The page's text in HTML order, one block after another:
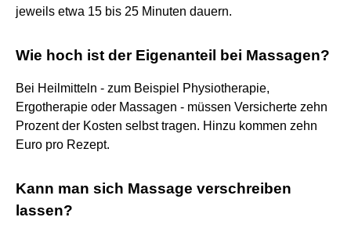
jeweils etwa 15 bis 25 Minuten dauern.
Wie hoch ist der Eigenanteil bei Massagen?
Bei Heilmitteln - zum Beispiel Physiotherapie,
Ergotherapie oder Massagen - müssen Versicherte zehn
Prozent der Kosten selbst tragen. Hinzu kommen zehn
Euro pro Rezept.
Kann man sich Massage verschreiben
lassen?